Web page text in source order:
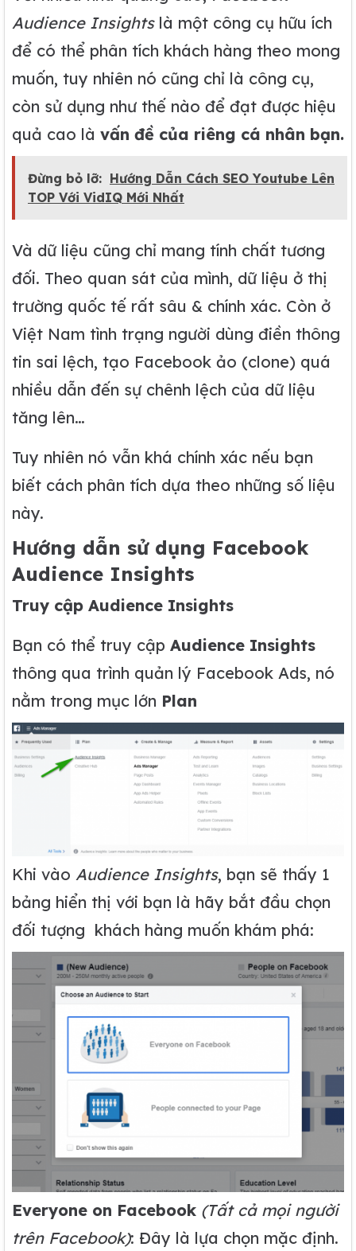
Audience Insightslà một công cụ hữu ích
để có thể phân tích khách hàng theo mong
muốn, tuy nhiên nó cũng chỉ là công cụ,
còn sử dụng như thế nào để đạt được hiệu
quả cao là vấn đề của riêng cá nhân bạn.
Đừng bỏ lỡ: Hướng Dẫn Cách SEO Youtube Lên
TOP Với VidIQ Mới Nhất
Và dữ liệu cũng chỉ mang tính chất tương
đối. Theo quan sát của mình, dữ liệu ở thị
trường quốc tế rất sâu & chính xác. Còn ở
Việt Nam tình trạng người dùng điền thông
tin sai lệch, tạo Facebook ảo (clone) quá
nhiều dẫn đến sự chênh lệch của dữ liệu
tăng lên…
Tuy nhiên nó vẫn khá chính xác nếu bạn
biết cách phân tích dựa theo những số liệu
này.
Hướng dẫn sử dụng Facebook
Audience Insights
Truy cập Audience Insights
Bạn có thể truy cập Audience Insights
thông qua trình quản lý Facebook Ads, nó
nằm trong mục lớn Plan
Khi vào Audience Insights, bạn sẽ thấy 1
bảng hiển thị với bạn là hãy bắt đầu chọn
đối tượng khách hàng muốn khám phá:
Everyone on Facebook (Tất cả mọi người
trên Facebook): Đây là lựa chọn mặc định.